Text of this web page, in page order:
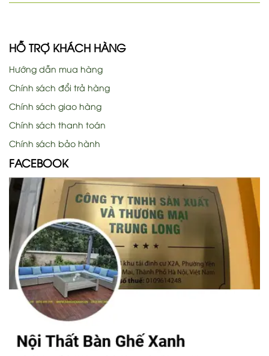
HỖ TRỢ KHÁCH HÀNG
Hướng dẫn mua hàng
Chính sách đổi trả hàng
Chính sách giao hàng
Chính sách thanh toán
Chính sách bảo hành
FACEBOOK